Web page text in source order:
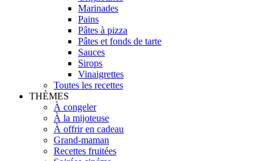
Marinades
Pains
Pâtes à pizza
Pâtes et fonds de tarte
Sauces
Sirops
Vinaigrettes
Toutes les recettes
THÈMES
À congeler
À la mijoteuse
À offrir en cadeau
Grand-maman
Recettes fruitées